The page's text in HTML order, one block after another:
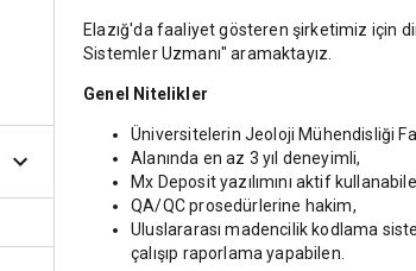
Elazığ'da faaliyet gösteren şirketimiz için
Sistemler Uzmanı" aramaktayız.
Genel Nitelikler
Üniversitelerin Jeoloji Mühendisliği
Alanında en az 3 yıl deneyimli,
Mx Deposit yazılımını aktif
QA/QC prosedürlerine hakim,
Uluslararası madencilik kodlama
çalışıp raporlama yapabilen.